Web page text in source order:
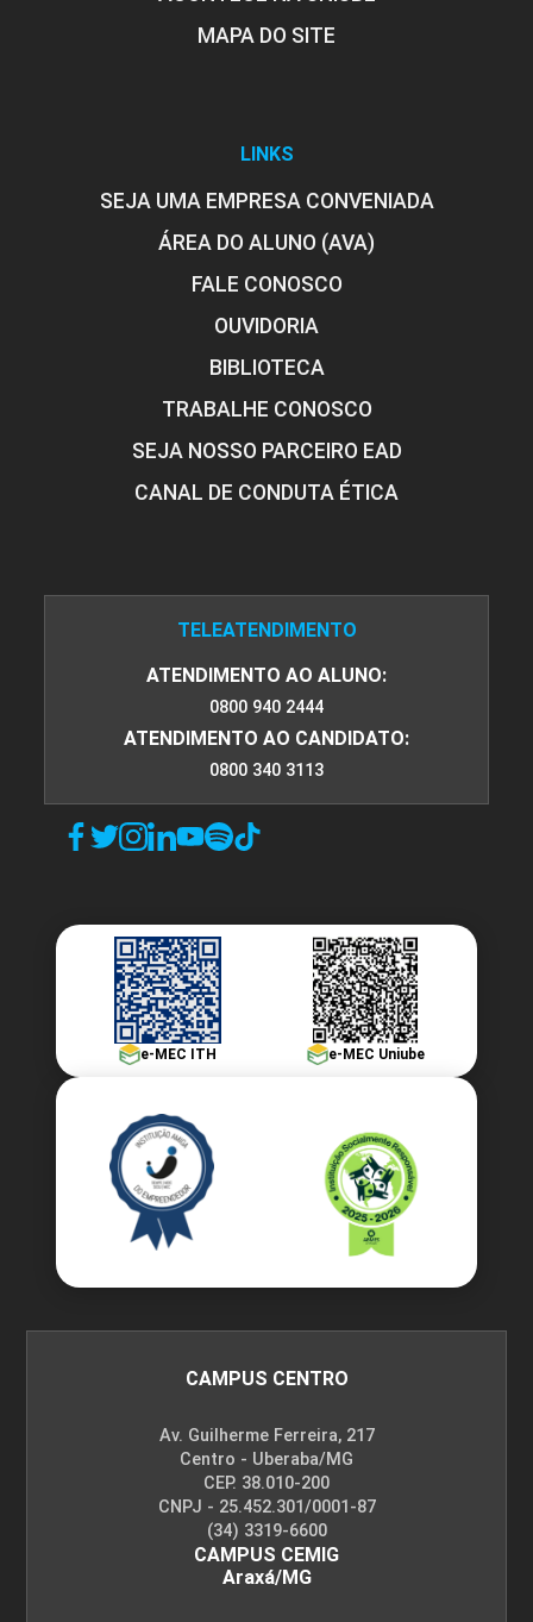
MAPA DO SITE
LINKS
SEJA UMA EMPRESA CONVENIADA
ÁREA DO ALUNO (AVA)
FALE CONOSCO
OUVIDORIA
BIBLIOTECA
TRABALHE CONOSCO
SEJA NOSSO PARCEIRO EAD
CANAL DE CONDUTA ÉTICA
TELEATENDIMENTO
ATENDIMENTO AO ALUNO:
0800 940 2444
ATENDIMENTO AO CANDIDATO:
0800 340 3113
e-MEC ITH e-MEC Uniube
CAMPUS CENTRO
Av. Guilherme Ferreira, 217
Centro - Uberaba/MG
CEP. 38.010-200
CNPJ - 25.452.301/0001-87
(34) 3319-6600
CAMPUS CEMIG
Araxá/MG